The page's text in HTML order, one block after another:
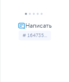
# 164735...